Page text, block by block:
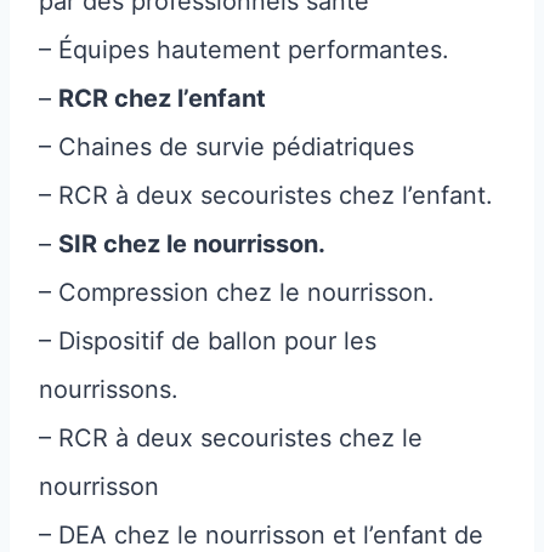
– Équipes hautement performantes.
– RCR chez l’enfant
– Chaines de survie pédiatriques
– RCR à deux secouristes chez l’enfant.
– SIR chez le nourrisson.
– Compression chez le nourrisson.
– Dispositif de ballon pour les
nourrissons.
– RCR à deux secouristes chez le
nourrisson
– DEA chez le nourrisson et l’enfant de